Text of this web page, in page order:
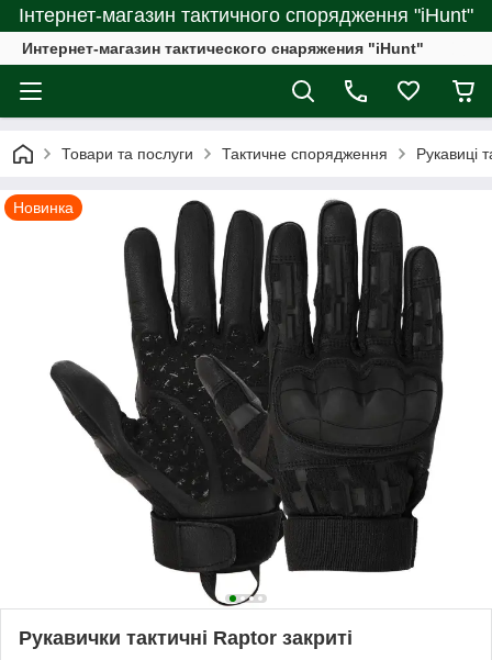
Інтернет-магазин тактичного спорядження "iHunt"
Интернет-магазин тактического снаряжения "iHunt"
Товари та послуги Тактичне спорядження Рукавиці
Новинка
Рукавички тактичні Raptor закриті